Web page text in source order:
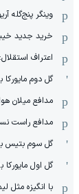
وینگر پنج‌گله
خرید جدید
اعتراف
گل دوم
مدافع میلان
مدافع راست
گل سوم بتیس
گل اول
با انگیزه مثل